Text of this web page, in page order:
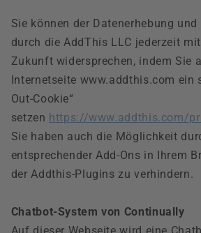
Sie können der Datenerhebung und
durch die AddThis LLC jederzeit
Zukunft widersprechen, indem Sie
Internetseite www.addthis.com ein
Out-Cookie“
setzen https://www.addthis.com/
Sie haben auch die Möglichkeit
entsprechender Add-Ons in Ihrem
der Addthis-Plugins zu verhindern.
Chatbot-System von Continually